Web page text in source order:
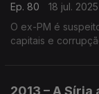
Ep. 80
18 jul. 2025
O ex-PM é
capitais e
2013 – A